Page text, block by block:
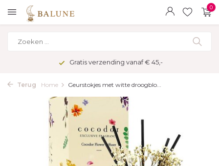
0
Gratis verzending vanaf € 45,-
Terug Home Geurstokjes met witte droogblo...